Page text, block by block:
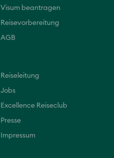
Visum beantragen
Reisevorbereitung
AGB
Reiseleitung
Jobs
Excellence Reiseclub
Presse
Impressum